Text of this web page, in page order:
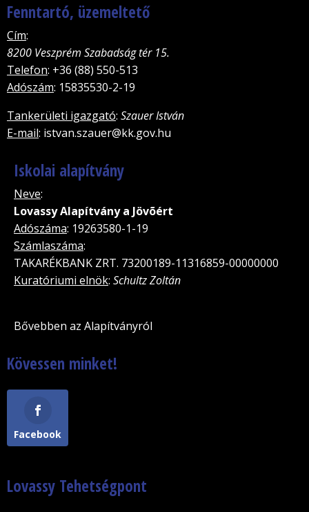
Fenntartó, üzemeltető
Cím:
8200 Veszprém Szabadság tér 15.
Telefon: +36 (88) 550-513
Adószám: 15835530-2-19
Tankerületi igazgató: Szauer István
E-mail: istvan.szauer@kk.gov.hu
Iskolai alapítvány
Neve:
Lovassy Alapítvány a Jövõért
Adószáma: 19263580-1-19
Számlaszáma:
TAKARÉKBANK ZRT. 73200189-11316859-00000000
Kuratóriumi elnök: Schultz Zoltán
Bővebben az Alapítványról
Kövessen minket!
Facebook
Lovassy Tehetségpont